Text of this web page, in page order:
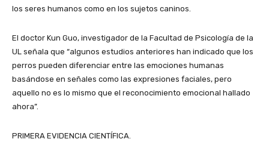
los seres humanos como en los sujetos caninos.
El doctor Kun Guo, investigador de la Facultad de Psicología de la
UL señala que “algunos estudios anteriores han indicado que los
perros pueden diferenciar entre las emociones humanas
basándose en señales como las expresiones faciales, pero
aquello no es lo mismo que el reconocimiento emocional hallado
ahora”.
PRIMERA EVIDENCIA CIENTÍFICA.